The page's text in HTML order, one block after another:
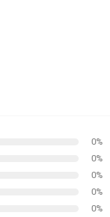
0%
0%
0%
0%
0%